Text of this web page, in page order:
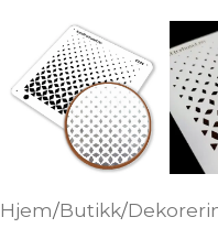
Hjem/Butikk/